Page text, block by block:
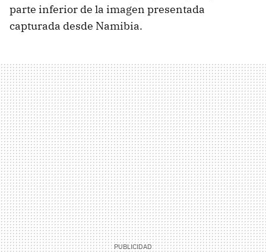
parte inferior de la imagen presentada
capturada desde Namibia.